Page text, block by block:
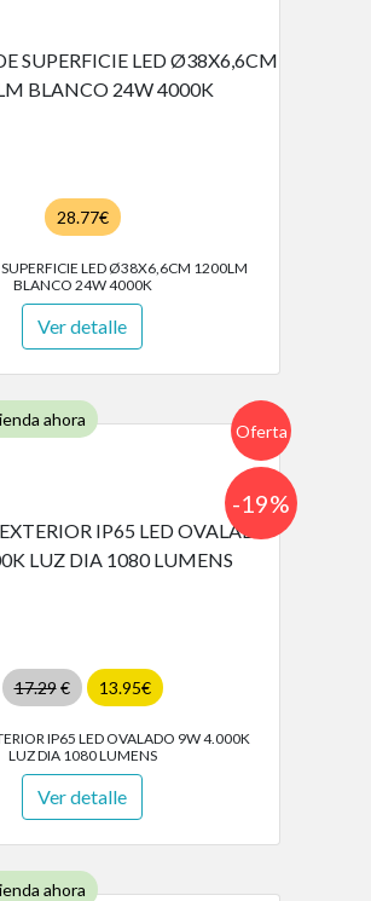
28.77€
LED Ø38X6,6CM 1200LM
BLANCO 24W 4000K
Ver detalle
ahora
Oferta
17.29€ 13.95€
-19%
IP65 LED OVALADO 9W 4.000K
LUZ DIA 1080 LUMENS
Ver detalle
ahora